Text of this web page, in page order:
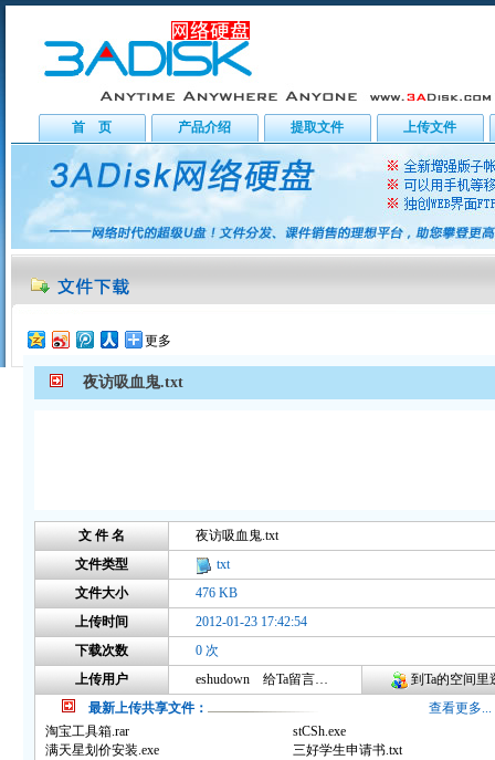
首 页 产品介绍 提取文件 上传文件
更多
夜访吸血鬼.txt
文 件 名
夜访吸血鬼.txt
文件类型
txt
文件大小
476 KB
上传时间
2012-01-23 17:42:54
下载次数
0 次
上传用户
eshudown 给Ta留言咨询
到Ta的空间里
最新上传共享文件：
查看更多...
淘宝工具箱.rar
stCSh.exe
满天星划价安装.exe
三好学生申请书.txt